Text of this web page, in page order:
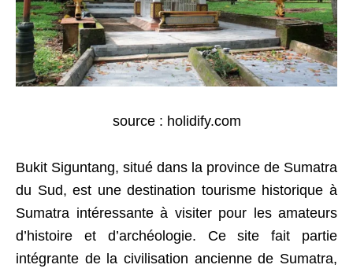
source : holidify.com
Bukit Siguntang, situé dans la province de Sumatra
du Sud, est une destination tourisme historique à
Sumatra intéressante à visiter pour les amateurs
d’histoire et d’archéologie. Ce site fait partie
intégrante de la civilisation ancienne de Sumatra,